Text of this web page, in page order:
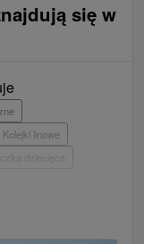
się w
Kolejki linowe